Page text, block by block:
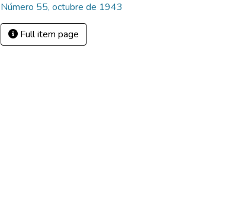
Número 55, octubre de 1943
Full item page